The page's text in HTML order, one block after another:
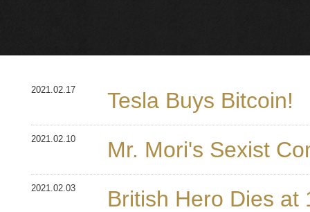
2021.02.17 Tesla Buys Bitcoin!
2021.02.10 Mr. Mori's Sexist
2021.02.03 British Hero Dies at